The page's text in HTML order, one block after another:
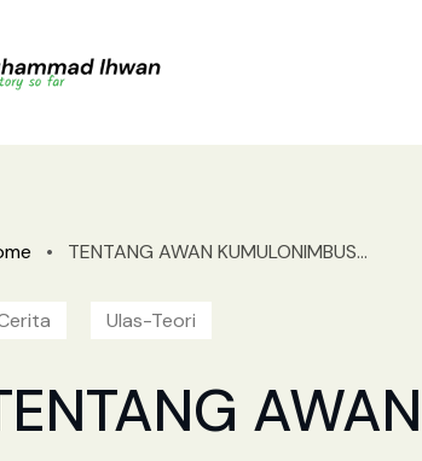
• TENTANG AWAN KUMULONIMBUS...
Ulas-Teori